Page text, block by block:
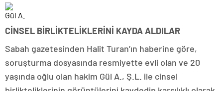
Gül A.
CİNSEL BİRLİKTELİKLERİNİ KAYDA ALDILAR
Sabah gazetesinden Halit Turan’ın haberine göre,
soruşturma dosyasında resmiyette evli olan ve 20
yaşında oğlu olan hakim Gül A., Ş.L. ile cinsel